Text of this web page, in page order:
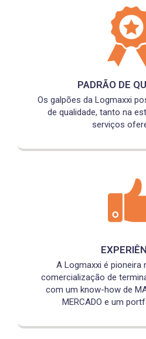
PADRÃO DE
Os galpões da Logmaxxi
de qualidade, tanto na
serviços
A Logmaxxi é pioneira
comercialização de
com um know-how de
MERCADO e um